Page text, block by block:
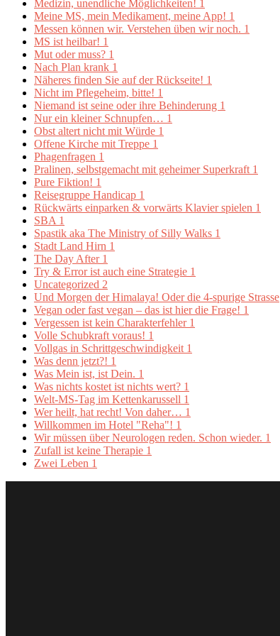
Medizin, unendliche Möglichkeiten! 1
Meine MS, mein Medikament, meine App! 1
Messen können wir. Verstehen üben wir noch. 1
MS ist heilbar! 1
Mut oder muss? 1
Nach Plan krank 1
Näheres finden Sie auf der Rückseite! 1
Nicht im Pflegeheim, bitte! 1
Niemand ist seine oder ihre Behinderung 1
Nur ein kleiner Schnupfen… 1
Obst altert nicht mit Würde 1
Offene Kirche mit Treppe 1
Phagenfragen 1
Pralinen, selbstgemacht mit geheimer Superkraft 1
Pure Fiktion! 1
Reisegruppe Handicap 1
Rückwärts einparken & vorwärts Klavier spielen 1
SBA 1
Spastik aka The Ministry of Silly Walks 1
Stadt Land Hirn 1
The Day After 1
Try & Error ist auch eine Strategie 1
Uncategorized 2
Und Morgen der Himalaya! Oder die 4-spurige Strasse
Vegan oder fast vegan – das ist hier die Frage! 1
Vergessen ist kein Charakterfehler 1
Volle Schubkraft voraus! 1
Vollgas in Schrittgeschwindigkeit 1
Was denn jetzt?! 1
Was Mein ist, ist Dein. 1
Was nichts kostet ist nichts wert? 1
Welt-MS-Tag im Kettenkarussell 1
Wer heilt, hat recht! Von daher… 1
Willkommen im Hotel "Reha"! 1
Wir müssen über Neurologen reden. Schon wieder. 1
Zufall ist keine Therapie 1
Zwei Leben 1